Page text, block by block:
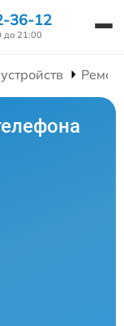
36-12
до 21:00